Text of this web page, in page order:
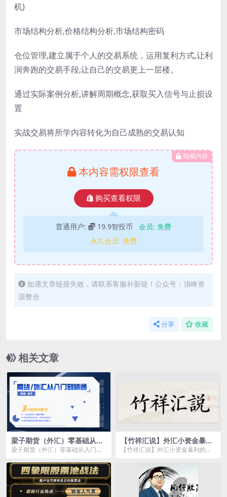
机)
市场结构分析,价格结构分析,市场结构密码
仓位管理,建立属于个人的交易系统，运用复利方式,让利
润奔跑的交易手段,让自己的交易更上一层楼。
通过实际案例分析,讲解周期概念,获取买入信号与止损设
置
实战交易将所学内容转化为自己成熟的交易认知
隐藏内容
本内容需权限查看
购买查看权限
普通用户: 19.9智投币 会员: 免费
永久会员: 免费
如遇文章链接失效，请联系客服补新链！公众号：顶峰资
源整合
分享 收藏
相关文章
梁子期货（外汇）零基础从入
门到精通
梁子期货（外汇）零基础从入门到
最基...
【竹祥汇说】外汇小资金暴利
的秘密
【竹祥汇说】外汇小资金暴利的秘